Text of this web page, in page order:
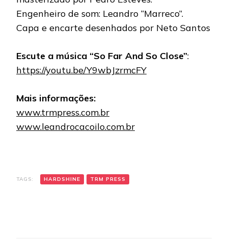
Engenheiro de som: Leandro “Marreco”.
Capa e encarte desenhados por Neto Santos
Escute a música “So Far And So Close”:
https://youtu.be/Y9wbJzrmcFY
Mais informações:
www.trmpress.com.br
www.leandrocacoilo.com.br
TAGS: HARDSHINE TRM PRESS